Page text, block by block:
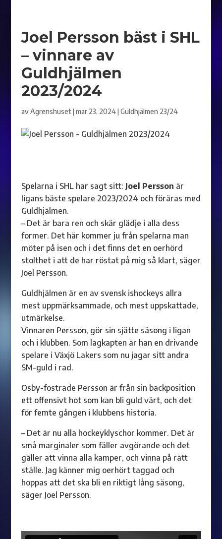
Joel Persson bäst i SHL
– vinnare av
Guldhjälmen
2023/2024
avAgrenshuset|mar 23, 2024|Guldhjälmen 23/24
Spelarna i SHL har sagt sitt: Joel Persson är
ligans bäste spelare 2023/2024 och föräras med
Guldhjälmen.
– Det är bara ren och skär glädje i alla dess
former. Det här kommer ju från spelarna man
möter på isen och i det finns det en oerhörd
stolthet i att de har röstat på mig så klart, säger
Joel Persson.
Guldhjälmen är en av svensk ishockeys allra
mest uppmärksammade, och mest uppskattade,
utmärkelse.
Vinnaren Persson, gör sin sjätte säsong i ligan
och i klubben. Som lagkapten är han en drivande
spelare i Växjö Lakers som nu jagar sitt andra
SM-guld i rad.
Osby-fostrade Persson är från sin backposition
ett offensivt hot som kan bli guld värt, och det
för femte gången i klubbens historia.
– Det är nu alla hockeyklyschor kommer. Det är
små marginaler som fäller avgörande och det
gäller att vinna alla kamper, och vinna på rätt
ställe. Jag känner mig oerhört taggad och
hoppas att det ska bli en riktigt lång säsong,
säger Joel Persson.